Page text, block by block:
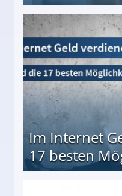
besten Möglichkeiten
Im Internet
17 besten